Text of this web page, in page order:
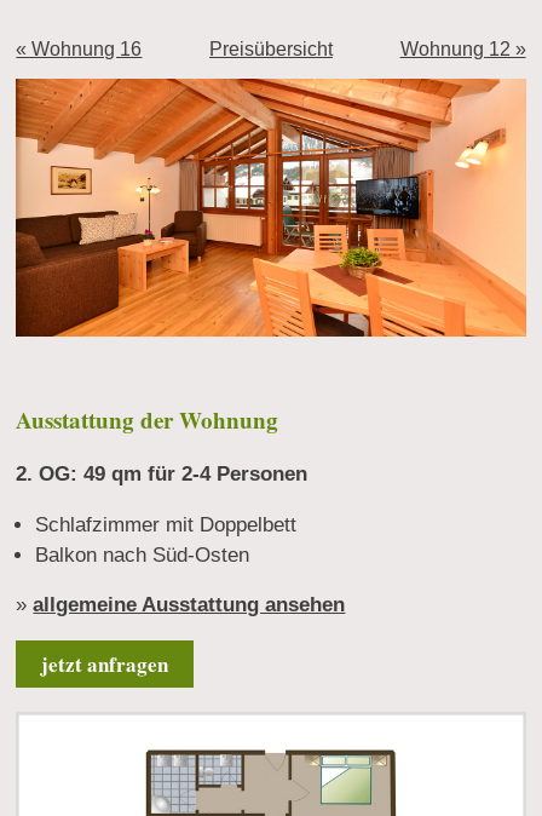
« Wohnung 16 Preisübersicht Wohnung 12 »
Ausstattung der Wohnung
2. OG: 49 qm für 2-4 Personen
Schlafzimmer mit Doppelbett
Balkon nach Süd-Osten
»allgemeine Ausstattung ansehen
jetzt anfragen